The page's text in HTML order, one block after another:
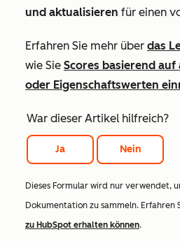
und aktualisieren für einen
Erfahren Sie mehr über das
wie Sie Scores basierend auf
oder Eigenschaftswerten
War dieser Artikel hilfreich?
Ja Nein
Dieses Formular wird nur verwendet,
Dokumentation zu sammeln. Erfahren
zu HubSpot erhalten können.